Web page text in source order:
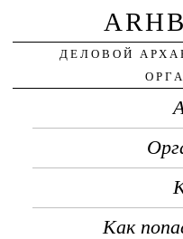
ДЕЛОВОЙ
Как